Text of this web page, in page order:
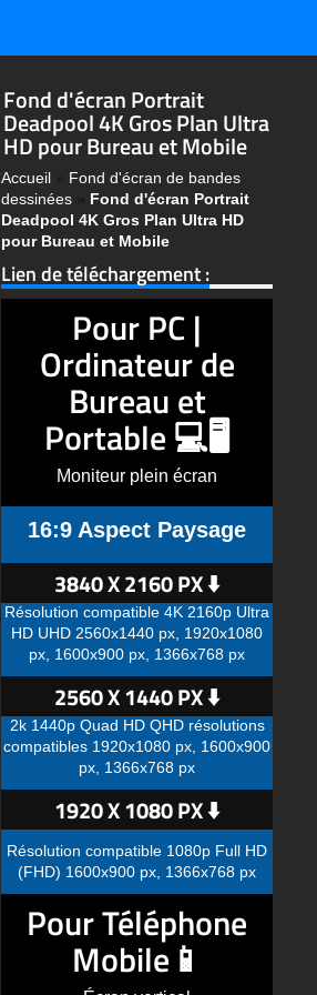
Fond d'écran Portrait
Deadpool 4K Gros Plan Ultra
HD pour Bureau et Mobile
Accueil » Fond d'écran de bandes
dessinées » Fond d'écran Portrait
Deadpool 4K Gros Plan Ultra HD
pour Bureau et Mobile
Lien de téléchargement :
Pour PC |
Ordinateur de
Bureau et
Portable 💻🖥️
Moniteur plein écran
16:9 Aspect Paysage
3840 X 2160 PX ⬇️
Résolution compatible 4K 2160p Ultra
HD UHD 2560x1440 px, 1920x1080
px, 1600x900 px, 1366x768 px
2560 X 1440 PX ⬇️
2k 1440p Quad HD QHD résolutions
compatibles 1920x1080 px, 1600x900
px, 1366x768 px
1920 X 1080 PX ⬇️
Résolution compatible 1080p Full HD
(FHD) 1600x900 px, 1366x768 px
Pour Téléphone
Mobile📱